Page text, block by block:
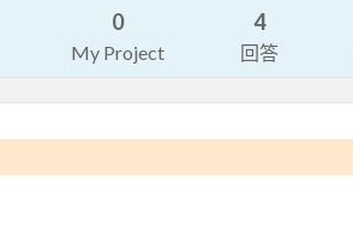
0
My Project
4
回答